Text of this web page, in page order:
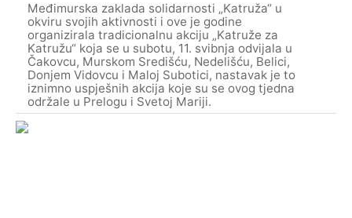
Međimurska zaklada solidarnosti „Katruža“ u
okviru svojih aktivnosti i ove je godine
organizirala tradicionalnu akciju „Katruže za
Katružu“ koja se u subotu, 11. svibnja odvijala u
Čakovcu, Murskom Središću, Nedelišću, Belici,
Donjem Vidovcu i Maloj Subotici, nastavak je to
iznimno uspješnih akcija koje su se ovog tjedna
održale u Prelogu i Svetoj Mariji.